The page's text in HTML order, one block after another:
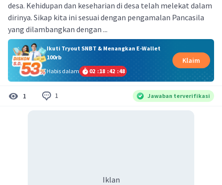
desa. Kehidupan dan keseharian di desa telah melekat dalam
dirinya. Sikap kita ini sesuai dengan pengamalan Pancasila
yang dilambangkan dengan ...​
Ikuti Tryout SNBT & Menangkan E-Wallet
100rb
Habis dalam
02 :18 :42 :48
Klaim
1 1 Jawaban terverifikasi
Iklan